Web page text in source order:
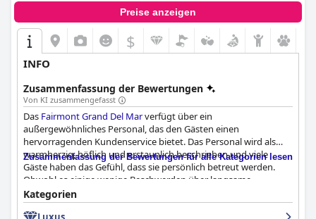
Preise anzeigen
$
INFO
Zusammenfassung der Bewertungen
Von KI zusammengefasst
Das Fairmont Grand Del Marverfügt über ein
außergewöhnliches Personal, das den Gästen einen
hervorragenden Kundenservice bietet. Das Personal wird als
warmherzig, höflich und erstaunlich beschrieben und viele
Gäste haben das Gefühl, dass sie persönlich betreut werden.
Obwohl es einige wenige Beschwerden über langsame
Reaktionszeiten des Poolpersonals und des Amaya-Services gibt
und einige Gäste über abweisende oder unhöfliche Parkwächter
Zusammenfassung der Bewertungen für alle Kategorien lesen
Kategorien